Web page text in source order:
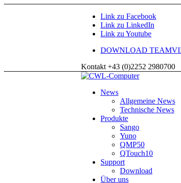
Link zu Facebook
Link zu LinkedIn
Link zu Youtube
DOWNLOAD
Kontakt +43 (0)2252 2980700
News
Allgemeine News
Technische News
Produkte
Sango
Yuno
QMP50
QTouch10
Support
Download
Über uns